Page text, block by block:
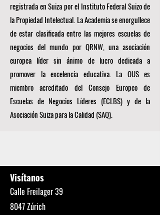
registrada en Suiza por el Instituto Federal Suizo de
la Propiedad Intelectual. La Academia se enorgullece
de estar clasificada entre las mejores escuelas de
negocios del mundo por QRNW, unaasociación
europea líder sin ánimo de lucro dedicada a
promover la excelencia educativa. La OUS es
miembro acreditado delConsejo Europeo de
Escuelas de Negocios Líderes (ECLBS) y de la
Asociación Suiza para la Calidad (SAQ).
Visítanos
Calle Freilager 39
8047 Zúrich